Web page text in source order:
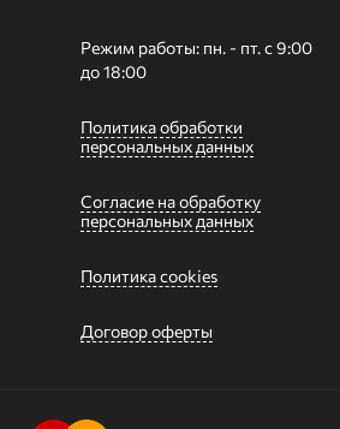
Режим работы: пн. - пт. с 9:00
до 18:00
Политика обработки
персональных данных
Согласие на обработку
персональных данных
Политика cookies
Договор оферты